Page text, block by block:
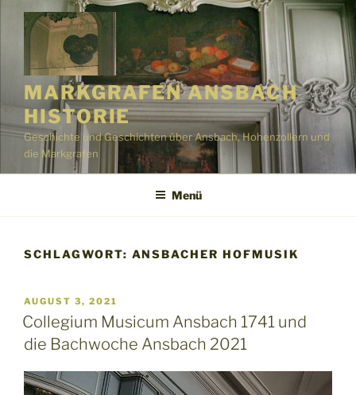
Zum
Inhalt
springen
MARKGRAFEN ANSBACH
HISTORIE
Geschichte und Geschichten über Ansbach, Hohenzollern und
die Markgrafen
Menü
SCHLAGWORT: ANSBACHER HOFMUSIK
VERÖFFENTLICHT
AM
AUGUST 3, 2021
Collegium Musicum Ansbach 1741 und
die Bachwoche Ansbach 2021